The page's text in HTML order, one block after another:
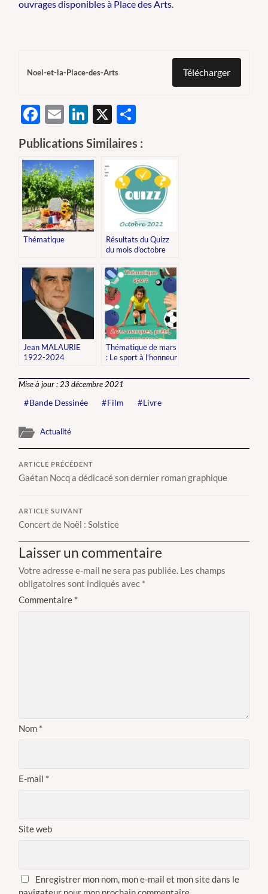
ouvrages disponibles à Place des Arts.
Noel-et-la-Place-des-Arts Télécharger
Facebook
EmailLinkedIn
X
Publications Similaires :
Thématique
Résultats du Quizz
du mois d’octobre
Jean MALAURIE
1922-2024
Thématique de mars
: Le sport à l’honneur
Mise à jour : 23 décembre 2021
Bande Dessinée
Film Livre
Actualité
ARTICLE PRÉCÉDENT
Gaétan Nocq a dédicacé son dernier roman graphique
ARTICLE SUIVANT
Concert de Noël : Solstice
Laisser un commentaire
Votre adresse e-mail ne sera pas publiée. Les champs
obligatoires sont indiqués avec *
Commentaire *
Nom *
E-mail *
Site web
Enregistrer mon nom, mon e-mail et mon site dans le